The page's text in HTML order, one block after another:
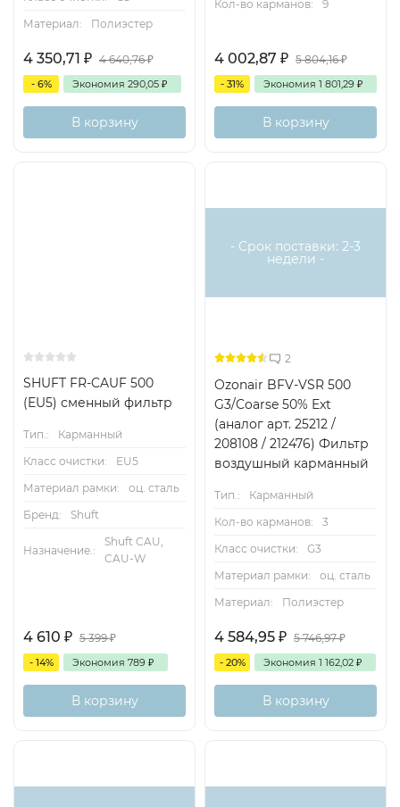
Материал:
Полиэстер
4 350,71 ₽ 4 640,76₽
- 6% Экономия 290,05 ₽
В корзину
Кол-во карманов:
9
4 002,87 ₽ 5 804,16₽
- 31% Экономия 1 801,29 ₽
В корзину
SHUFT FR-CAUF 500
(EU5) сменный фильтр
Тип.:
Карманный
Класс очистки:
EU5
Материал рамки:
оц. сталь
Бренд:
Shuft
Назначение.:
Shuft CAU,
CAU-W
4 610 ₽ 5 399₽
- 14% Экономия 789 ₽
В корзину
- Срок поставки: 2-3
недели -
2
Ozonair BFV-VSR 500
G3/Coarse 50% Ext
(аналог арт. 25212 /
208108 / 212476) Фильтр
воздушный карманный
Тип.:
Карманный
Кол-во карманов:
3
Класс очистки:
G3
Материал рамки:
оц. сталь
Материал:
Полиэстер
4 584,95 ₽ 5 746,97₽
- 20% Экономия 1 162,02 ₽
В корзину